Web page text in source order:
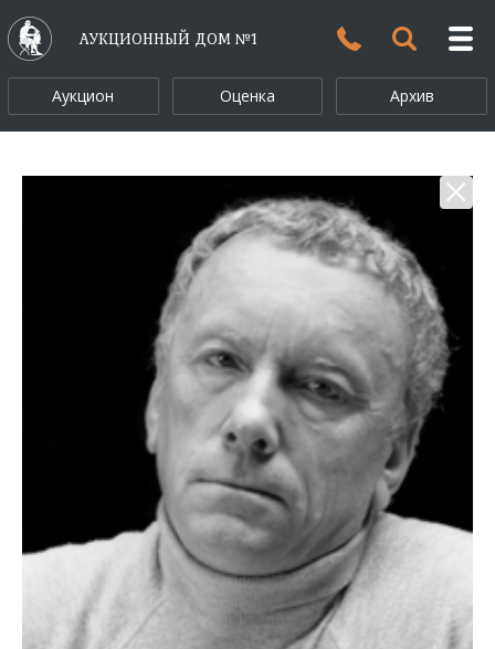
АУКЦИОННЫЙ ДОМ №1
Аукцион Оценка Архив